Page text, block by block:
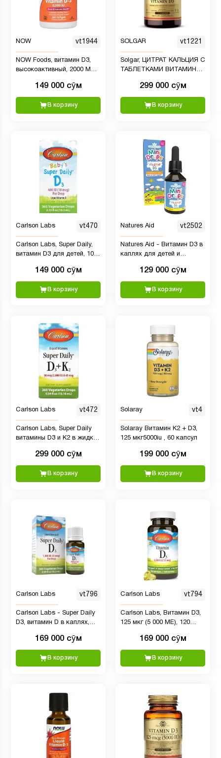
NOW vt1944
NOW Foods, витамин D3,
высокоактивный, 2000 МЕ,
149 000 сӯм
В корзину
SOLGAR vt1221
Solgar, ЦИТРАТ КАЛЬЦИЯ С
ТАБЛЕТКАМИ ВИТАМИНА
299 000 сӯм
В корзину
Carlson Labs vt470
Carlson Labs, Super Daily,
витамин D3 для детей, 10
149 000 сӯм
В корзину
Natures Aid vt2502
Natures Aid - Витамин D3 в
каплях для детей и
129 000 сӯм
В корзину
Carlson Labs vt472
Carlson Labs, Super Daily
витамины D3 и K2 в жидкой
22,5 мкг, растительная
формула, 360
вегетарианских капель,
299 000 сӯм
В корзину
Solaray vt4
Solaray Витамин K2 + D3,
125 мкг5000iu , 60 капсул
199 000 сӯм
В корзину
Carlson Labs vt796
Carlson Labs - Super Daily
D3, витамин D в каплях,
запас на 1 год, жидкий
витамин D3, для здоровья
сердца и иммунитета,
169 000 сӯм
В корзину
Carlson Labs vt794
Carlson Labs, Витамин D3,
125 мкг (5 000 МЕ), 120
169 000 сӯм
В корзину